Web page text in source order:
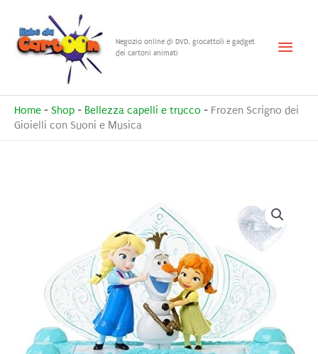
contenuto
Negozio online di DVD, giocattoli e gadget
dei cartoni animati
Menu
Home - Shop - Bellezza capelli e trucco - Frozen Scrigno dei
Gioielli con Suoni e Musica